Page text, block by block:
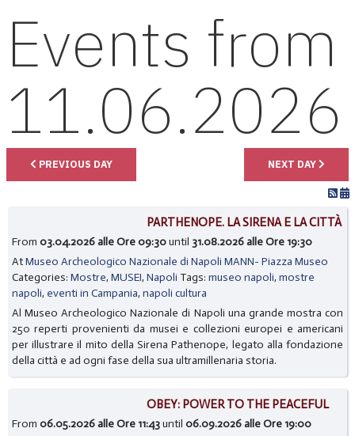
Events from
11.06.2026
PREVIOUS DAY NEXT DAY
PARTHENOPE. LA SIRENA E LA CITTÀ
From03.04.2026 alle Ore 09:30until 31.08.2026 alle Ore 19:30
AtMuseo Archeologico Nazionale di Napoli MANN- Piazza Museo
Categories:Mostre,MUSEI,Napoli Tags:museo napoli,mostre
napoli, eventi in Campania,napoli cultura
Al Museo Archeologico Nazionale di Napoli una grande mostra con
250 reperti provenienti da musei e collezioni europei e americani
per illustrare il mito della Sirena Pathenope, legato alla fondazione
della città e ad ogni fase della sua ultramillenaria storia.
OBEY: POWER TO THE PEACEFUL
From06.05.2026 alle Ore 11:43until06.09.2026 alle Ore 19:00